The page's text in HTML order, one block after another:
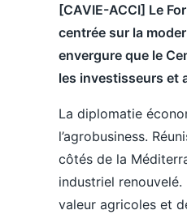
[CAVIE-ACCI] Le
centrée sur la
envergure que le
les investisseurs et
La diplomatie
l’agrobusiness.
côtés de la
industriel
valeur agricoles et